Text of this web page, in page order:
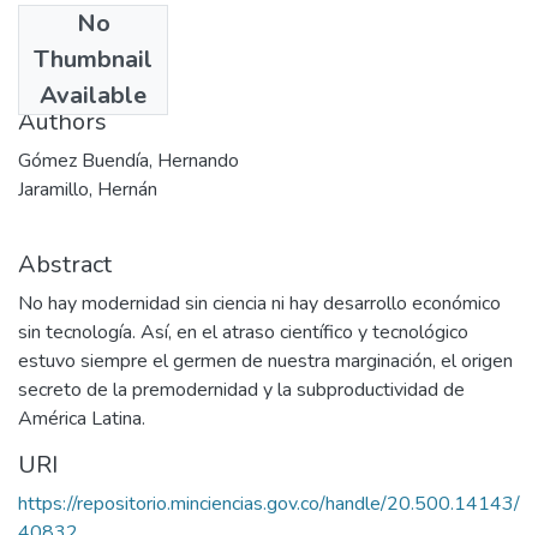
No
Thumbnail
Available
1997-01
Authors
Gómez Buendía, Hernando
Jaramillo, Hernán
Abstract
No hay modernidad sin ciencia ni hay desarrollo económico
sin tecnología. Así, en el atraso científico y tecnológico
estuvo siempre el germen de nuestra marginación, el origen
secreto de la premodernidad y la subproductividad de
América Latina.
URI
https://repositorio.minciencias.gov.co/handle/20.500.14143/